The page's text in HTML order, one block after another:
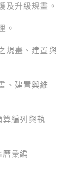
升級規畫。
。
規畫、建置與
、建置與維
編列與執
彙編